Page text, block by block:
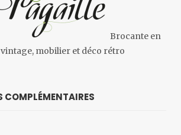
Brocante en
mobilier et déco rétro